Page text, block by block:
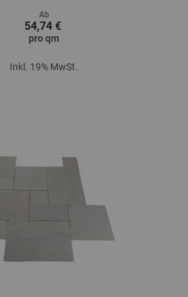
Ab
54,74 €
proqm
Inkl. 19% MwSt.